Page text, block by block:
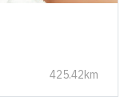
425.42km